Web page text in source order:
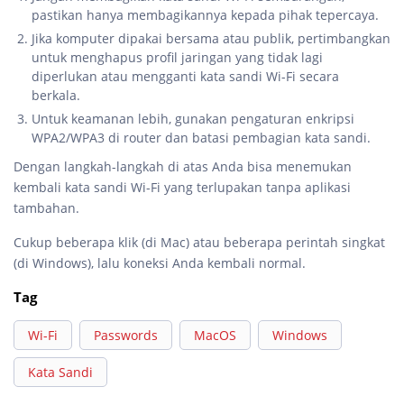
pastikan hanya membagikannya kepada pihak tepercaya.
Jika komputer dipakai bersama atau publik, pertimbangkan
untuk menghapus profil jaringan yang tidak lagi
diperlukan atau mengganti kata sandi Wi-Fi secara
berkala.
Untuk keamanan lebih, gunakan pengaturan enkripsi
WPA2/WPA3 di router dan batasi pembagian kata sandi.
Dengan langkah-langkah di atas Anda bisa menemukan
kembali kata sandi Wi-Fi yang terlupakan tanpa aplikasi
tambahan.
Cukup beberapa klik (di Mac) atau beberapa perintah singkat
(di Windows), lalu koneksi Anda kembali normal.
Tag
Wi-Fi Passwords MacOS Windows
Kata Sandi